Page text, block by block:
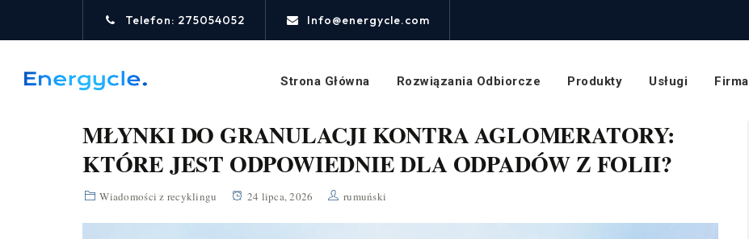
Telefon: 275054052 Info@energycle.com
Strona Główna Rozwiązania Odbiorcze Produkty Usługi Firma
MŁYNKI DO GRANULACJI KONTRA AGLOMERATORY:
KTÓRE JEST ODPOWIEDNIE DLA ODPADÓW Z FOLII?
Wiadomości z recyklingu 24 lipca, 2026 rumuński